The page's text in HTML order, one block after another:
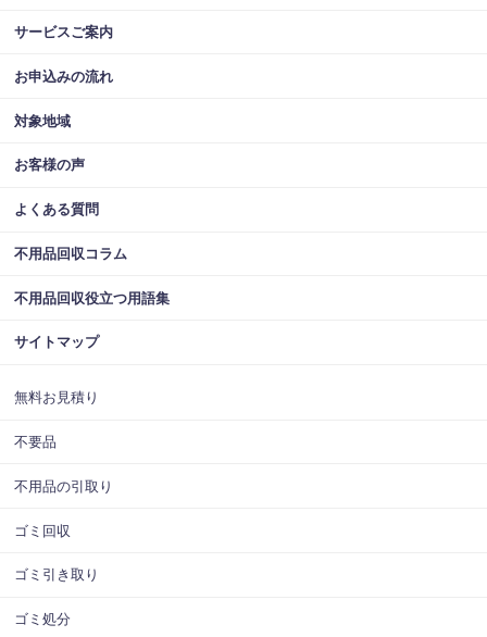
サービスご案内
お申込みの流れ
対象地域
お客様の声
よくある質問
不用品回収コラム
不用品回収役立つ用語集
サイトマップ
無料お見積り
不要品
不用品の引取り
ゴミ回収
ゴミ引き取り
ゴミ処分